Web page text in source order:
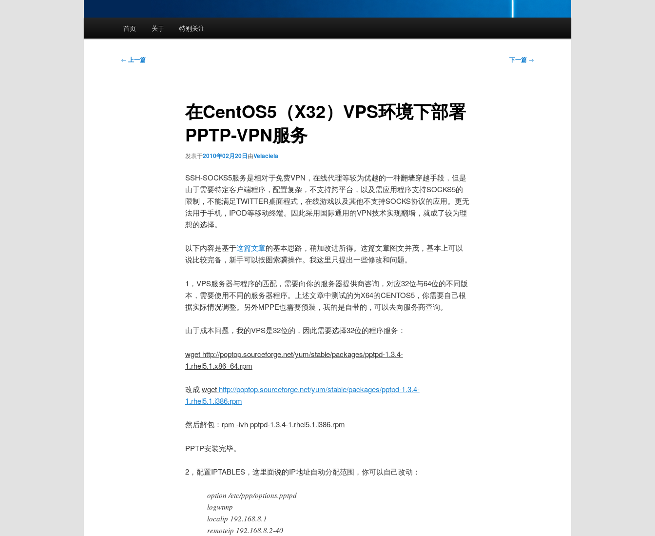
首页 关于 特别关注
文
← 上一篇 下一篇 →
在CentOS5（X32）VPS环境下部署
PPTP-VPN服务
发表于2010年02月20日由Velaciela
SSH-SOCKS5服务是相对于免费VPN，在线代理等较为优越的一种翻墙穿越手段，但是
由于需要特定客户端程序，配置复杂，不支持跨平台，以及需应用程序支持SOCKS5的
限制，不能满足TWITTER桌面程式，在线游戏以及其他不支持SOCKS协议的应用。更无
法用于手机，IPOD等移动终端。因此采用国际通用的VPN技术实现翻墙，就成了较为理
想的选择。
以下内容是基于这篇文章的基本思路，稍加改进所得。这篇文章图文并茂，基本上可以
说比较完备，新手可以按图索骥操作。我这里只提出一些修改和问题。
1，VPS服务器与程序的匹配，需要向你的服务器提供商咨询，对应32位与64位的不同版
本，需要使用不同的服务器程序。上述文章中测试的为X64的CENTOS5，你需要自己根
据实际情况调整。另外MPPE也需要预装，我的是自带的，可以去向服务商查询。
由于成本问题，我的VPS是32位的，因此需要选择32位的程序服务：
wget http://poptop.sourceforge.net/yum/stable/packages/pptpd-1.3.4-
1.rhel5.1.x86_64.rpm
改成wget http://poptop.sourceforge.net/yum/stable/packages/pptpd-1.3.4-
1.rhel5.1.i386.rpm
然后解包： rpm -ivh pptpd-1.3.4-1.rhel5.1.i386.rpm
PPTP安装完毕。
2，配置IPTABLES，这里面说的IP地址自动分配范围，你可以自己改动：
option /etc/ppp/options.pptpd
logwtmp
localip 192.168.8.1
remoteip 192.168.8.2-40